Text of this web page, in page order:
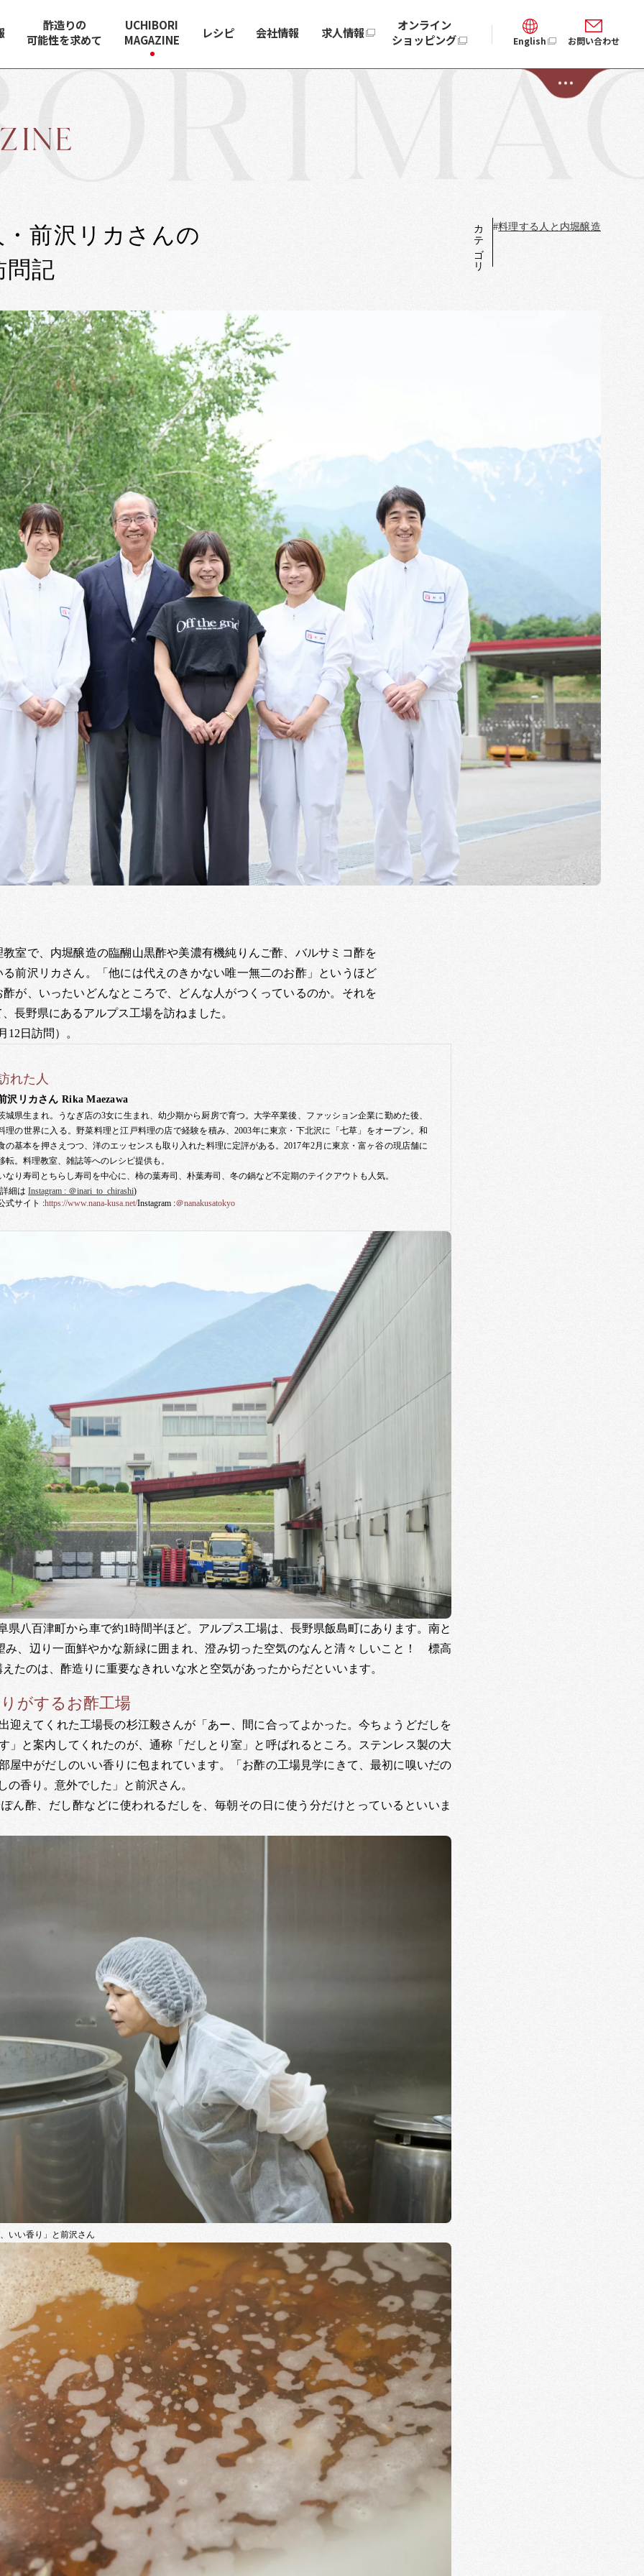
酢造りの
可能性を求めて
UCHIBORI
MAGAZINE
レシピ 会社情報 求人情報
オンライン
ショッピング
English お問い合わせ
前沢リカさんの
問記
カテゴリ #料理する人と内堀醸造
教室で、内堀醸造の臨醐山黒酢や美濃有機純りんご酢、バルサミコ酢を
る前沢リカさん。「他には代えのきかない唯一無二のお酢」というほど
酢が、いったいどんなところで、どんな人がつくっているのか。それを
長野県にあるアルプス工場を訪ねました。
12日訪問）。
れた人
沢リカさん Rika Maezawa
城県生まれ。うなぎ店の3女に生まれ、幼少期から厨房で育つ。大学卒業後、ファッション企業に勤めた後、
理の世界に入る。野菜料理と江戸料理の店で経験を積み、2003年に東京・下北沢に「七草」をオープン。和
の基本を押さえつつ、洋のエッセンスも取り入れた料理に定評がある。2017年2月に東京・富ヶ谷の現店舗に
転。料理教室、雑誌等へのレシピ提供も。
なり寿司とちらし寿司を中心に、柿の葉寿司、朴葉寿司、冬の鍋など不定期のテイクアウトも人気。
細は Instagram : ＠inari_to_chirashi)
式サイト :https://www.nana-kusa.net/Instagram :＠nanakusatokyo
県八百津町から車で約1時間半ほど。アルプス工場は、長野県飯島町にあります。南と
み、辺り一面鮮やかな新緑に囲まれ、澄み切った空気のなんと清々しいこと！ 標高
たのは、酢造りに重要なきれいな水と空気があったからだといいます。
がするお酢工場
迎えてくれた工場長の杉江毅さんが「あー、間に合ってよかった。今ちょうどだしを
」と案内してくれたのが、通称「だしとり室」と呼ばれるところ。ステンレス製の大
屋中がだしのいい香りに包まれています。「お酢の工場見学にきて、最初に嗅いだの
の香り。意外でした」と前沢さん。
ん酢、だし酢などに使われるだしを、毎朝その日に使う分だけとっているといいま
いい香り」と前沢さん